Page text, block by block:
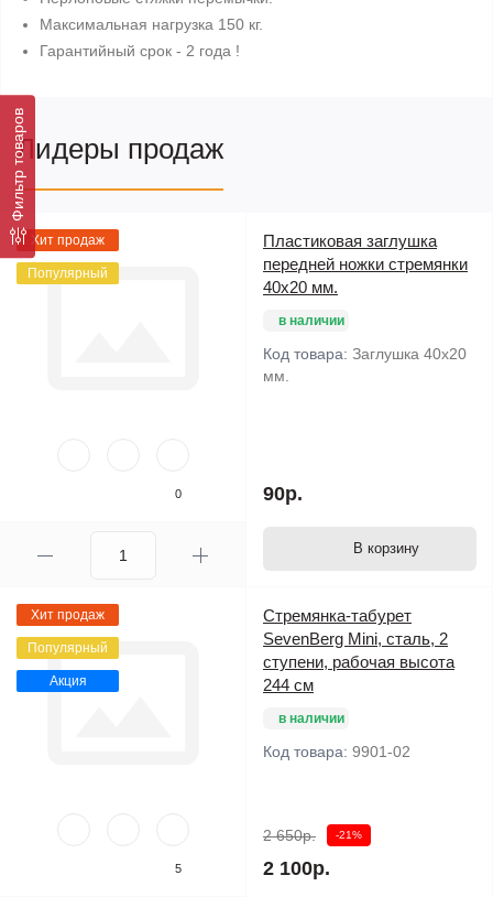
Фильтр товаров
Максимальная нагрузка 150 кг.
Гарантийный срок - 2 года !
Лидеры продаж
Хит продаж
Популярный
0
Пластиковая заглушка
передней ножки стремянки
40х20 мм.
в наличии
Код товара: Заглушка 40х20
мм.
90р.
В корзину
Хит продаж
Популярный
Акция
5
Стремянка-табурет
SevenBerg Mini, сталь, 2
ступени, рабочая высота
244 см
в наличии
Код товара: 9901-02
2 650р. -21%
2 100р.